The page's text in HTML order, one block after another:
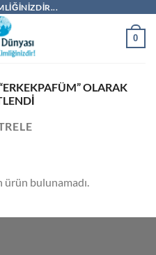
0
OLARAK
ürün bulunamadı.